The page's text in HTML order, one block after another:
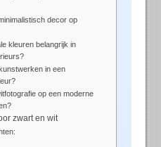
decor op
kleuren belangrijk in
in een
op een moderne
zwart en wit